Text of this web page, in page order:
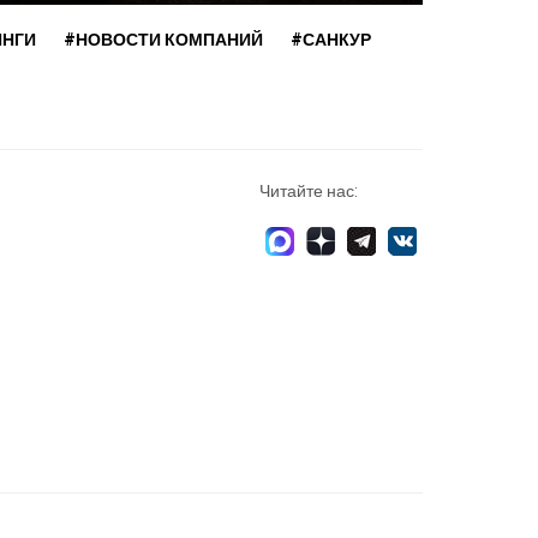
#НОВОСТИ КОМПАНИЙ #САНКУР
Читайте нас: